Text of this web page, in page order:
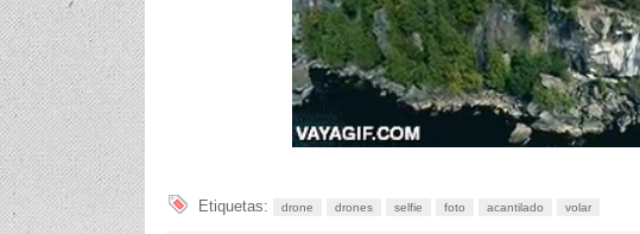
Etiquetas: drone drones selfie foto acantilado volar